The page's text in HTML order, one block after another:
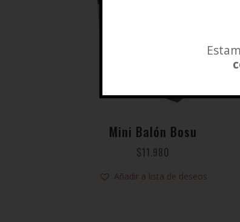
Mini Balón Bosu
$11.980
Añadir a lista de deseos